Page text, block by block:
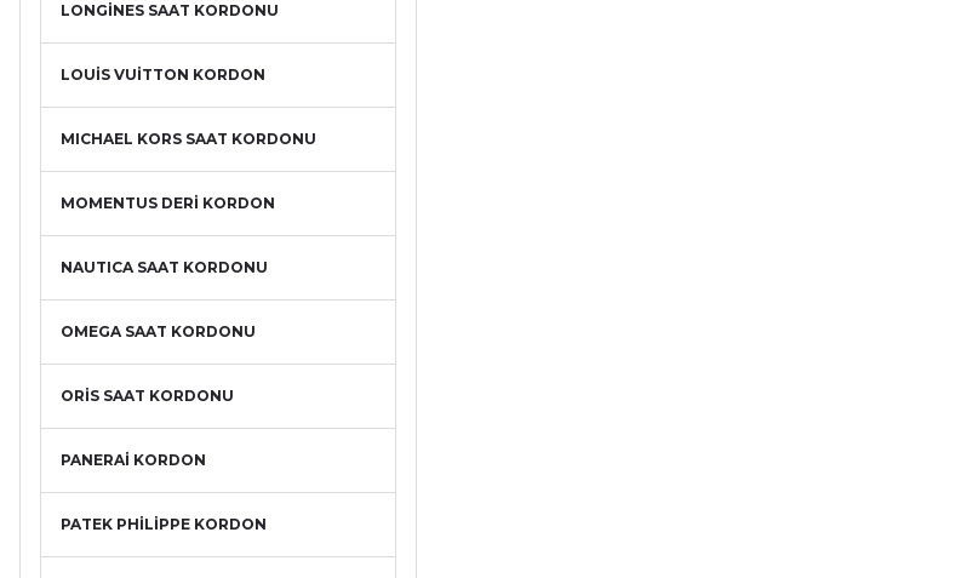
LONGİNES SAAT KORDONU
LOUİS VUİTTON KORDON
MICHAEL KORS SAAT KORDONU
MOMENTUS DERİ KORDON
NAUTICA SAAT KORDONU
OMEGA SAAT KORDONU
ORİS SAAT KORDONU
PANERAİ KORDON
PATEK PHİLİPPE KORDON